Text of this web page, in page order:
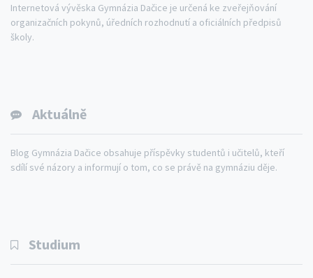
Internetová vývěska Gymnázia Dačice je určená ke zveřejňování
organizačních pokynů, úředních rozhodnutí a oficiálních předpisů
školy.
Aktuálně
Blog Gymnázia Dačice obsahuje příspěvky studentů i učitelů, kteří
sdílí své názory a informují o tom, co se právě na gymnáziu děje.
Studium